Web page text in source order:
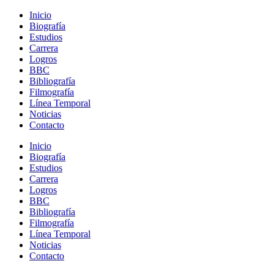
Inicio
Biografía
Estudios
Carrera
Logros
BBC
Bibliografía
Filmografía
Línea Temporal
Noticias
Contacto
Inicio
Biografía
Estudios
Carrera
Logros
BBC
Bibliografía
Filmografía
Línea Temporal
Noticias
Contacto